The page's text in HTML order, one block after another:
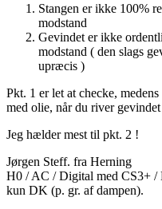
Stangen er ikke 100%
modstand
Gevindet er ikke
modstand ( den slags
upræcis )
Pkt. 1 er let at checke,
med olie, når du river
Jeg hælder mest til pkt. 2 !
Jørgen Steff. fra Herning
H0 / AC / Digital med CS3+
kun DK (p. gr. af dampen).